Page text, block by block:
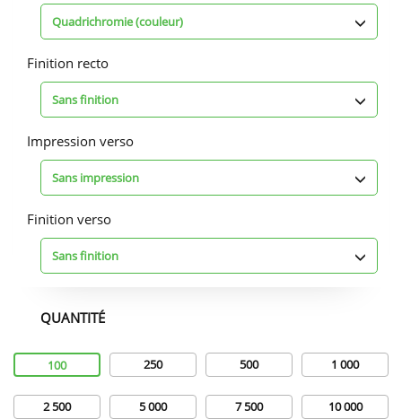
Quadrichromie (couleur)
Finition recto
Sans finition
Impression verso
Sans impression
Finition verso
Sans finition
Quantité
QUANTITÉ
100 250 500 1 000
2 500 5 000 7 500 10 000